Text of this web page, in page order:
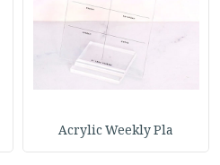
Acrylic Weekly Pla